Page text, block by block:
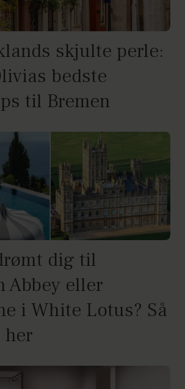
skjulte perle:
bedste
til Bremen
dig til
Abbey eller
i White Lotus? Så